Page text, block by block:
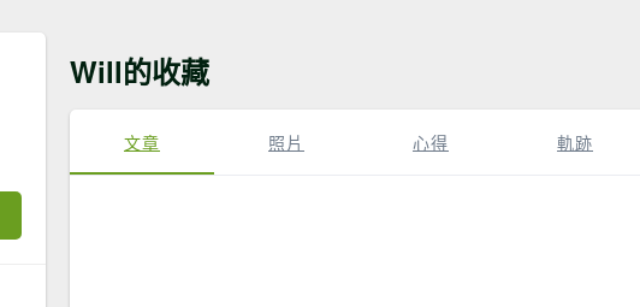
Will的收藏
文章 照片 心得 軌跡